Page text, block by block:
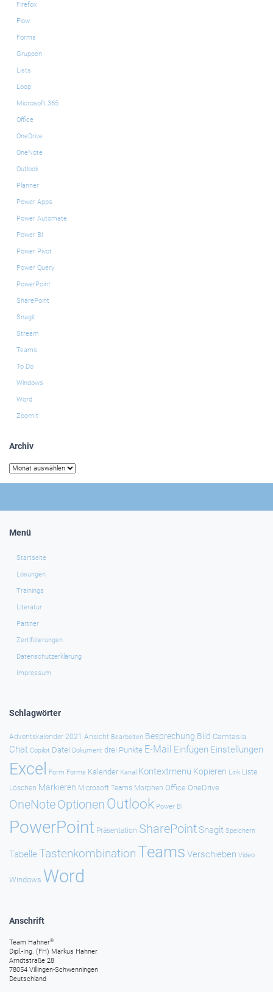
Firefox
Flow
Forms
Gruppen
Lists
Loop
Microsoft 365
Office
OneDrive
OneNote
Outlook
Planner
Power Apps
Power Automate
Power BI
Power Pivot
Power Query
PowerPoint
SharePoint
Snagit
Stream
Teams
To Do
Windows
Word
ZoomIt
Archiv
Archiv
Menü
Startseite
Lösungen
Trainings
Literatur
Partner
Zertifizierungen
Datenschutzerklärung
Impressum
Schlagwörter
Adventskalender 2021 Ansicht Bearbeiten Besprechung Bild Camtasia
Chat Copilot Datei Dokument drei Punkte E-Mail Einfügen Einstellungen
Excel Form Forms Kalender Kanal Kontextmenü Kopieren Link Liste
Löschen Markieren Microsoft Teams Morphen Office OneDrive
OneNoteOptionen Outlook Power BI
PowerPoint Präsentation SharePointSnagit Speichern
Tabelle TastenkombinationTeams Verschieben Video
Windows Word
Anschrift
Team Hahner®
Dipl.-Ing. (FH) Markus Hahner
Arndtstraße 28
78054 Villingen-Schwenningen
Deutschland